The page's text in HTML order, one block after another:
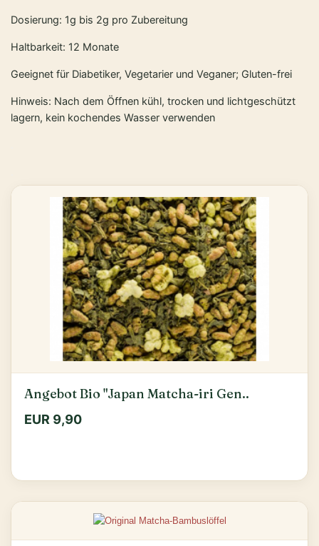
Dosierung: 1g bis 2g pro Zubereitung
Haltbarkeit: 12 Monate
Geeignet für Diabetiker, Vegetarier und Veganer; Gluten-frei
Hinweis: Nach dem Öffnen kühl, trocken und lichtgeschützt
lagern, kein kochendes Wasser verwenden
Angebot Bio "Japan Matcha-iri Gen..
EUR 9,90